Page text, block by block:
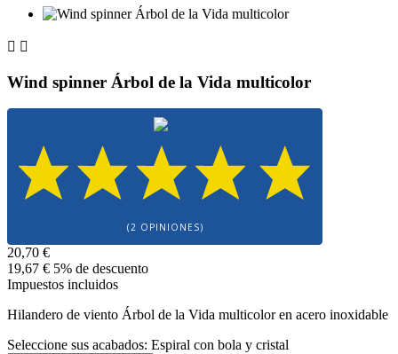
 
Wind spinner Árbol de la Vida multicolor
(2 OPINIONES)
20,70 €
19,67 € 5% de descuento
Impuestos incluidos
Hilandero de viento Árbol de la Vida multicolor en acero inoxidable
Seleccione sus acabados: Espiral con bola y cristal